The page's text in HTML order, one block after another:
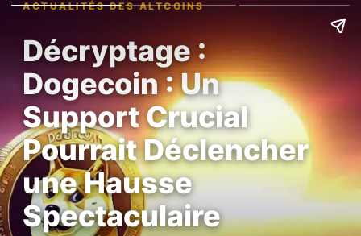
ACTUALITÉS DES ALTCOINS
Décryptage :
Dogecoin : Un
Support Crucial
Pourrait Déclencher
une Hausse
Spectaculaire